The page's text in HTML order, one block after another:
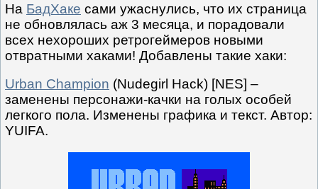
На БадХаке сами ужаснулись, что их страница
не обновлялась аж 3 месяца, и порадовали
всех нехороших ретрогеймеров новыми
отвратными хаками! Добавлены такие хаки:
Urban Champion (Nudegirl Hack) [NES] –
заменены персонажи-качки на голых особей
легкого пола. Изменены графика и текст. Автор:
YUIFA.